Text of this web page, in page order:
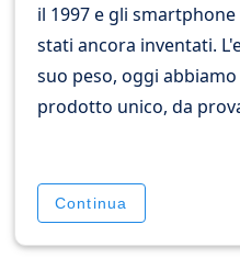
il 1997 e gli
stati ancora inventati.
suo peso, oggi
prodotto unico, da
Continua